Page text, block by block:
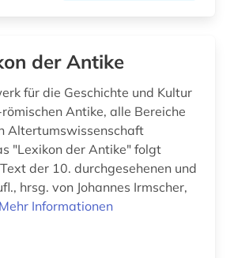
der Antike
für die Geschichte und Kultur
Antike, alle Bereiche
Altertumswissenschaft
"Lexikon der Antike" folgt
der 10. durchgesehenen und
hrsg. von Johannes Irmscher,
Mehr Informationen